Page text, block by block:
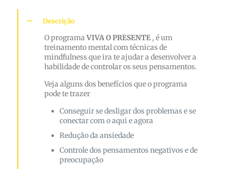
Descrição
O programaVIVA O PRESENTE , é um
treinamento mental com técnicas de
mindfulness que ira te ajudar a desenvolver a
habilidade de controlar os seus pensamentos.
Veja alguns dos benefícios que o programa
pode te trazer
Conseguir se desligar dos problemas e se
conectar com o aqui e agora
Redução da ansiedade
Controle dos pensamentos negativos e de
preocupação